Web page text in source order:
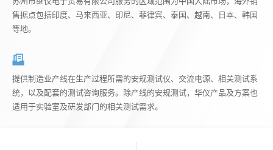
售据点包括印度、马来西亚、印尼、菲律宾、泰国、越南、日本、韩国
等地。
提供制造业产线在生产过程所需的安规测试仪、交流电源、相关测试系
统，以及配套的测试咨询服务。除产线的安规测试，华仪产品及方案也
适用于实验室及研发部门的相关测试需求。